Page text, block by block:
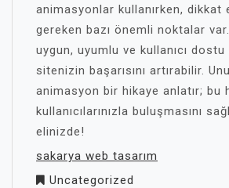
animasyonlar kullanırken, dikkat
gereken bazı önemli noktalar
uygun, uyumlu ve kullanıcı
sitenizin başarısını artırabilir.
animasyon bir hikaye anlatır; bu
kullanıcılarınızla buluşmasını
elinizde!
sakarya web tasarım
Uncategorized